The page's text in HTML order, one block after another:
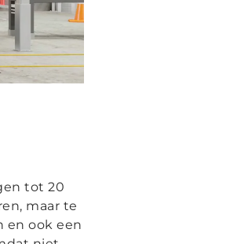
tot 20
maar te
en ook een